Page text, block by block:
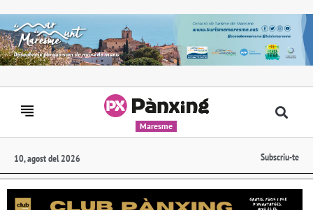
Maresme
10, agost del 2026 Subscriu-te